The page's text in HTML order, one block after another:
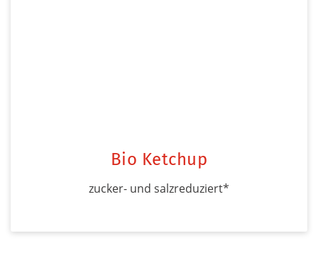
Bio Ketchup
zucker- und salzreduziert*